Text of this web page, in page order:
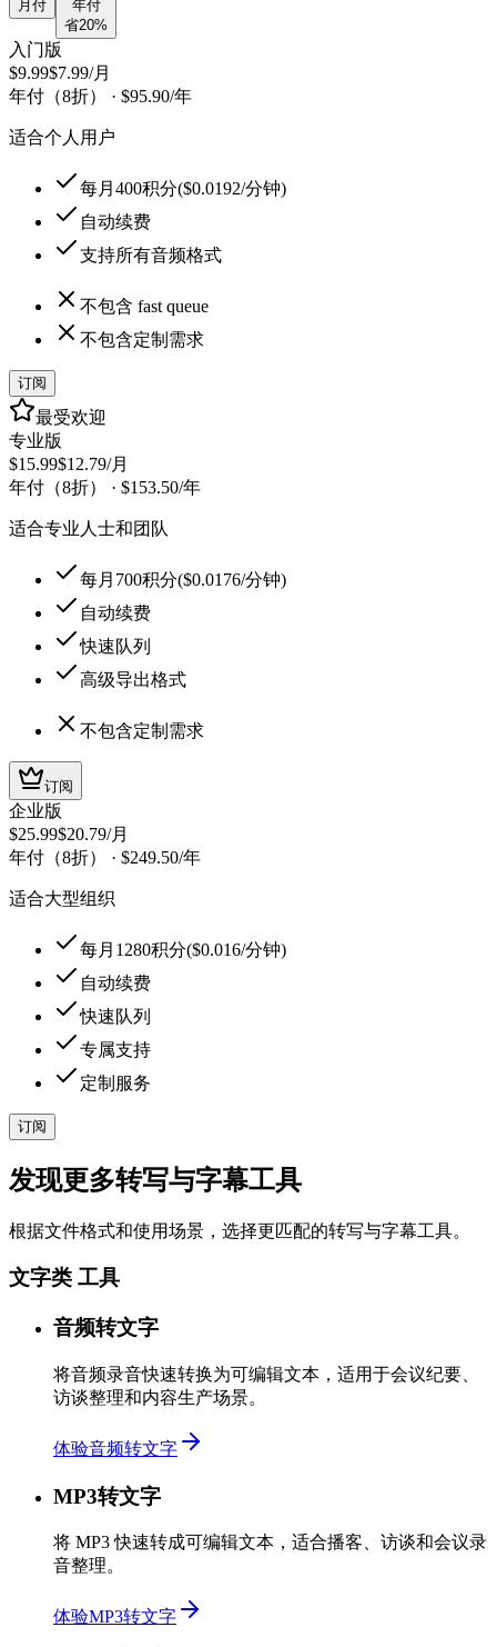
月付
年付
省20%
入门版
$9.99$7.99/月
年付（8折）
· $95.90/年
适合个人用户
每月400积分($0.0192/分钟)
自动续费
支持所有音频格式
不包含 fast queue
不包含定制需求
订阅
最受欢迎
专业版
$15.99$12.79/月
年付（8折）
· $153.50/年
适合专业人士和团队
每月700积分($0.0176/分钟)
自动续费
快速队列
高级导出格式
不包含定制需求
订阅
企业版
$25.99$20.79/月
年付（8折）
· $249.50/年
适合大型组织
每月1280积分($0.016/分钟)
自动续费
快速队列
专属支持
定制服务
订阅
发现更多转写与字幕工具
根据文件格式和使用场景，选择更匹配的转写与字幕工具。
文字类 工具
音频转文字
将音频录音快速转换为可编辑文本，适用于会议纪要、
访谈整理和内容生产场景。
体验音频转文字
MP3转文字
将 MP3 快速转成可编辑文本，适合播客、访谈和会议录
音整理。
体验MP3转文字